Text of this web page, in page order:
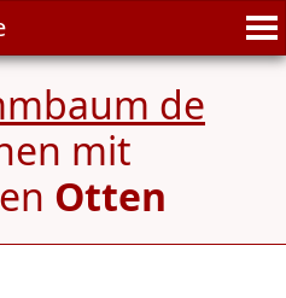
de
mit
Otten